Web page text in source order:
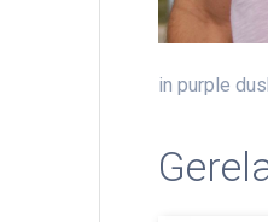
in purple